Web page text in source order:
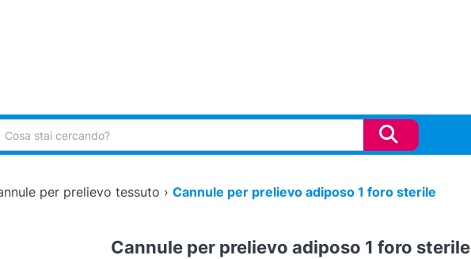
per prelievo tessuto › Cannule per prelievo adiposo 1 foro sterile
Cannule per prelievo adiposo 1 foro sterile